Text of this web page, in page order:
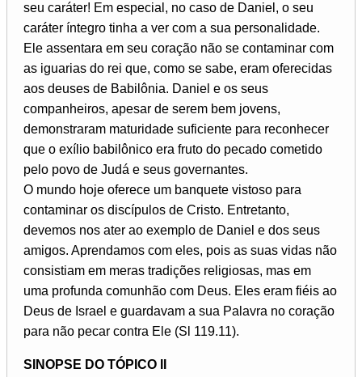
seu caráter! Em especial, no caso de Daniel, o seu
caráter íntegro tinha a ver com a sua personalidade.
Ele assentara em seu coração não se contaminar com
as iguarias do rei que, como se sabe, eram oferecidas
aos deuses de Babilônia. Daniel e os seus
companheiros, apesar de serem bem jovens,
demonstraram maturidade suficiente para reconhecer
que o exílio babilônico era fruto do pecado cometido
pelo povo de Judá e seus governantes.
O mundo hoje oferece um banquete vistoso para
contaminar os discípulos de Cristo. Entretanto,
devemos nos ater ao exemplo de Daniel e dos seus
amigos. Aprendamos com eles, pois as suas vidas não
consistiam em meras tradições religiosas, mas em
uma profunda comunhão com Deus. Eles eram fiéis ao
Deus de Israel e guardavam a sua Palavra no coração
para não pecar contra Ele (Sl 119.11).
SINOPSE DO TÓPICO II